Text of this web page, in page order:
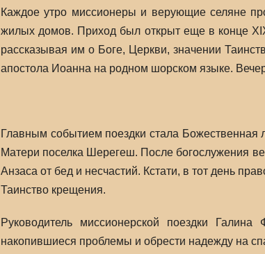
Каждое утро миссионеры и верующие селяне
жилых домов. Приход был открыт еще в конце
рассказывая им о Боге, Церкви, значении
апостола Иоанна на родном шорском языке.
Главным событием поездки стала
Матери поселка Шерегеш. После богослужения
Анзаса от бед и несчастий. Кстати, в тот день
Таинство крещения.
Руководитель миссионерской поездки
накопившиеся проблемы и обрести надежду на